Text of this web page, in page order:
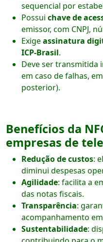
sequencial por
Possui chave de
emissor, com CNPJ,
Exigeassinatura
ICP-Brasil.
Deve ser transmitida
em caso de falhas,
posterior).
Benefícios da
empresas de
Redução de custos:
diminui despesas
Agilidade: facilita a
das notas fiscais.
Transparência:
acompanhamento
Sustentabilidade: